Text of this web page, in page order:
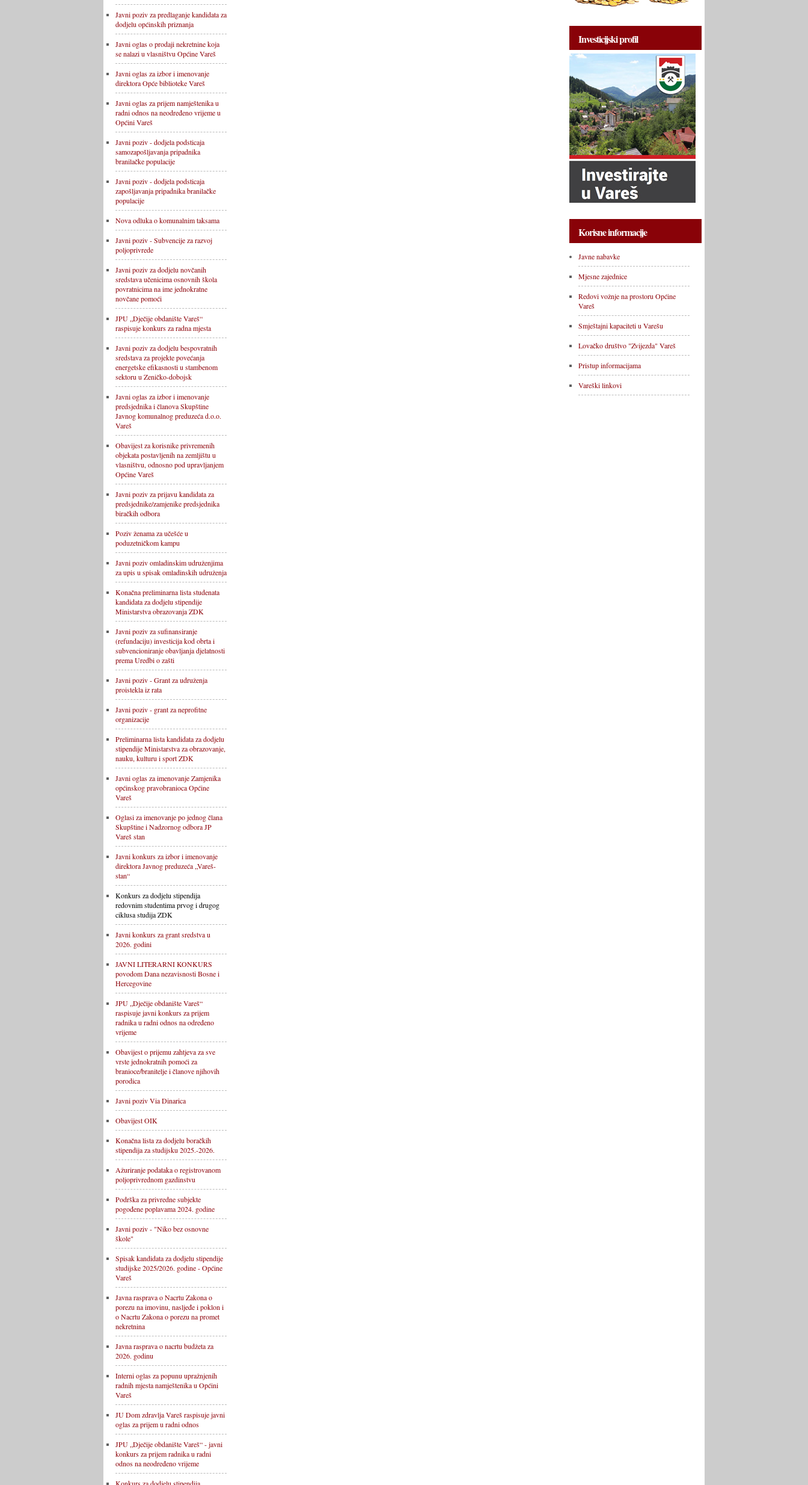
Javni poziv za predlaganje kandidata za
dodjelu općinskih priznanja
Javni oglas o prodaji nekretnine koja
se nalazi u vlasništvu Općine Vareš
Javni oglas za izbor i imenovanje
direktora Opće biblioteke Vareš
Javni oglas za prijem namještenika u
radni odnos na neodređeno vrijeme u
Općini Vareš
Javni poziv - dodjela podsticaja
samozapošljavanja pripadnika
branilačke populacije
Javni poziv - dodjela podsticaja
zapošljavanja pripadnika branilačke
populacije
Nova odluka o komunalnim taksama
Javni poziv - Subvencije za razvoj
poljoprivrede
Javni poziv za dodjelu novčanih
sredstava učenicima osnovnih škola
povratnicima na ime jednokratne
novčane pomoći
JPU „Dječije obdanište Vareš“
raspisuje konkurs za radna mjesta
Javni poziv za dodjelu bespovratnih
sredstava za projekte povećanja
energetske efikasnosti u stambenom
sektoru u Zeničko-dobojsk
Javni oglas za izbor i imenovanje
predsjednika i članova Skupštine
Javnog komunalnog preduzeća d.o.o.
Vareš
Obavijest za korisnike privremenih
objekata postavljenih na zemljištu u
vlasništvu, odnosno pod upravljanjem
Općine Vareš
Javni poziv za prijavu kandidata za
predsjednike/zamjenike predsjednika
biračkih odbora
Poziv ženama za učešće u
poduzetničkom kampu
Javni poziv omladinskim udruženjima
za upis u spisak omladinskih udruženja
Konačna preliminarna lista studenata
kandidata za dodjelu stipendije
Ministarstva obrazovanja ZDK
Javni poziv za sufinansiranje
(refundaciju) investicija kod obrta i
subvencioniranje obavljanja djelatnosti
prema Uredbi o zašti
Javni poziv - Grant za udruženja
proistekla iz rata
Javni poziv - grant za neprofitne
organizacije
Preliminarna lista kandidata za dodjelu
stipendije Ministarstva za obrazovanje,
nauku, kulturu i sport ZDK
Javni oglas za imenovanje Zamjenika
općinskog pravobranioca Općine
Vareš
Oglasi za imenovanje po jednog člana
Skupštine i Nadzornog odbora JP
Vareš stan
Javni konkurs za izbor i imenovanje
direktora Javnog preduzeća „Vareš-
stan“
Konkurs za dodjelu stipendija
redovnim studentima prvog i drugog
ciklusa studija ZDK
Javni konkurs za grant sredstva u
2026. godini
JAVNI LITERARNI KONKURS
povodom Dana nezavisnosti Bosne i
Hercegovine
JPU „Dječije obdanište Vareš“
raspisuje javni konkurs za prijem
radnika u radni odnos na određeno
vrijeme
Obavijest o prijemu zahtjeva za sve
vrste jednokratnih pomoći za
branioce/branitelje i članove njihovih
porodica
Javni poziv Via Dinarica
Obavijest OIK
Konačna lista za dodjelu boračkih
stipendija za studijsku 2025.-2026.
Ažuriranje podataka o registrovanom
poljoprivrednom gazdinstvu
Podrška za privredne subjekte
pogođene poplavama 2024. godine
Javni poziv - "Niko bez osnovne
škole"
Spisak kandidata za dodjelu stipendije
studijske 2025/2026. godine - Općine
Vareš
Javna rasprava o Nacrtu Zakona o
porezu na imovinu, nasljeđe i poklon i
o Nacrtu Zakona o porezu na promet
nekretnina
Javna rasprava o nacrtu budžeta za
2026. godinu
Interni oglas za popunu upražnjenih
radnih mjesta namještenika u Općini
Vareš
JU Dom zdravlja Vareš raspisuje javni
oglas za prijem u radni odnos
JPU „Dječije obdanište Vareš“ - javni
konkurs za prijem radnika u radni
odnos na neodređeno vrijeme
Investicijski profil
Korisne informacije
Javne nabavke
Mjesne zajednice
Redovi vožnje na prostoru Općine
Vareš
Smještajni kapaciteti u Varešu
Lovačko društvo "Zvijezda" Vareš
Pristup informacijama
Vareški linkovi